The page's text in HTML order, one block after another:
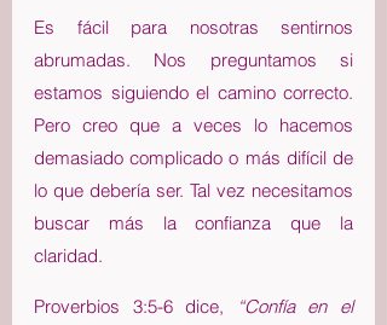
Es fácil para nosotras sentirnos
abrumadas. Nos preguntamos si
estamos siguiendo el camino correcto.
Pero creo que a veces lo hacemos
demasiado complicado o más difícil de
lo que debería ser. Tal vez necesitamos
buscar más la confianza que la
claridad.
Proverbios 3:5-6 dice,
“Confía en el